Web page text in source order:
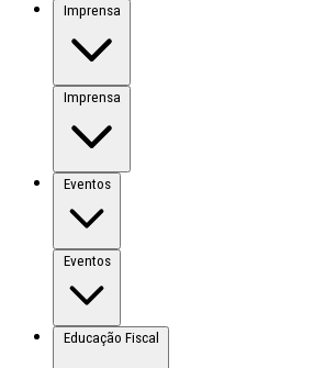
Imprensa
Imprensa
Eventos
Eventos
Educação Fiscal